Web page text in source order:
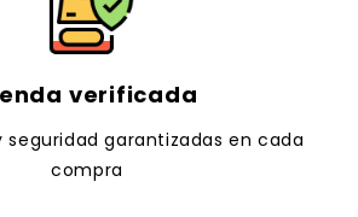
verificada
garantizadas en cada
compra